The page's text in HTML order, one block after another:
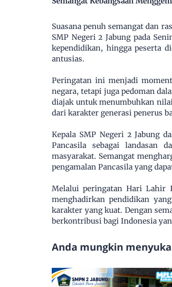
Suasana penuh semangat dan
SMP Negeri 2 Jabung pada
kependidikan, hingga peserta
antusias.
Peringatan ini menjadi
negara, tetapi juga pedoman
diajak untuk menumbuhkan
dari karakter generasi penerus
Kepala SMP Negeri 2 Jabung
Pancasila sebagai landasan
masyarakat. Semangat
pengamalan Pancasila yang
Melalui peringatan Hari Lahir
menghadirkan pendidikan
karakter yang kuat. Dengan
berkontribusi bagi Indonesia
Anda mungkin